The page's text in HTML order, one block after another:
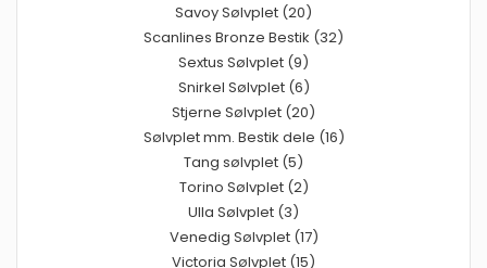
Savoy Sølvplet (20)
Scanlines Bronze Bestik (32)
Sextus Sølvplet (9)
Snirkel Sølvplet (6)
Stjerne Sølvplet (20)
Sølvplet mm. Bestik dele (16)
Tang sølvplet (5)
Torino Sølvplet (2)
Ulla Sølvplet (3)
Venedig Sølvplet (17)
Victoria Sølvplet (15)